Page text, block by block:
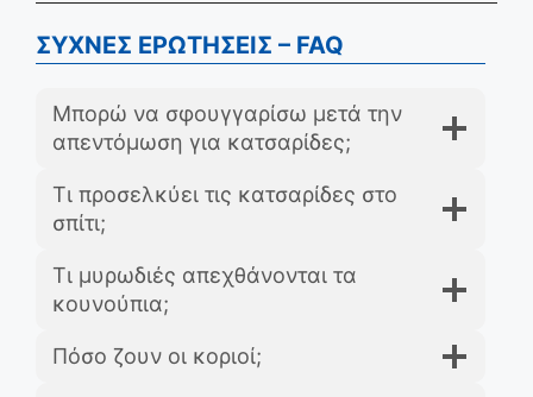
ΣΥΧΝΕΣ ΕΡΩΤΗΣΕΙΣ – FAQ
Μπορώ να σφουγγαρίσω μετά την
απεντόμωση για κατσαρίδες;
Τι προσελκύει τις κατσαρίδες στο
σπίτι;
Τι μυρωδιές απεχθάνονται τα
κουνούπια;
Πόσο ζουν οι κοριοί;